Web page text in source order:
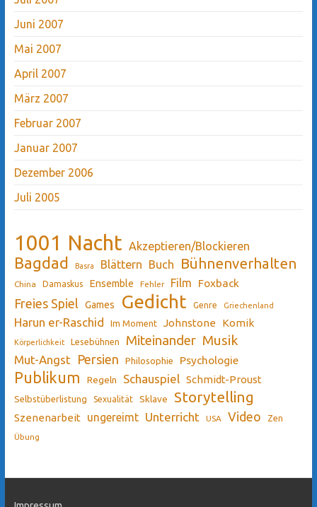
Juni 2007
Mai 2007
April 2007
März 2007
Februar 2007
Januar 2007
Dezember 2006
Juli 2005
1001 Nacht Akzeptieren/Blockieren
Bagdad Basra Blättern Buch Bühnenverhalten
China Damaskus Ensemble Fehler Film Foxback
Freies Spiel Games Gedicht Genre Griechenland
Harun er-Raschid Im Moment Johnstone Komik
Körperlichkeit Lesebühnen Miteinander Musik
Mut-Angst Persien Philosophie Psychologie
Publikum Regeln Schauspiel Schmidt-Proust
Selbstüberlistung Sexualität Sklave Storytelling
Szenenarbeit ungereimt Unterricht USA Video Zen
Übung